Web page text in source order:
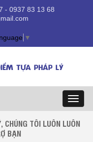
- 0937 83 13 68
▼
TỰA PHÁP LÝ
Toggle
TÔI LUÔN LUÔN
BẠN